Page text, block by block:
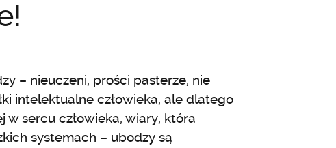
– nieuczeni, prości pasterze, nie
intelektualne człowieka, ale dlatego
sercu człowieka, wiary, która
systemach – ubodzy są